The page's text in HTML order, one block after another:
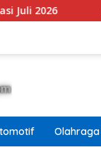
AS-China
Olahraga